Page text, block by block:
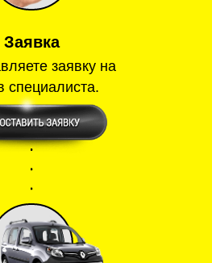
заявку на
специалиста.
Заявка